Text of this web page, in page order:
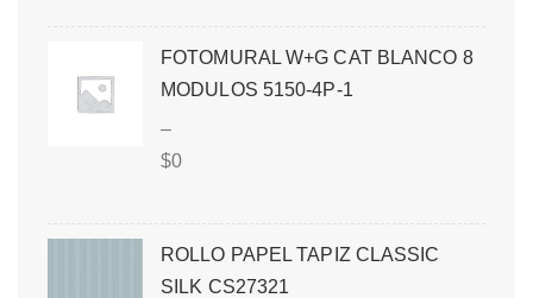
FOTOMURAL W+G CAT BLANCO 8
MODULOS 5150-4P-1
–
$0
ROLLO PAPEL TAPIZ CLASSIC
SILK CS27321